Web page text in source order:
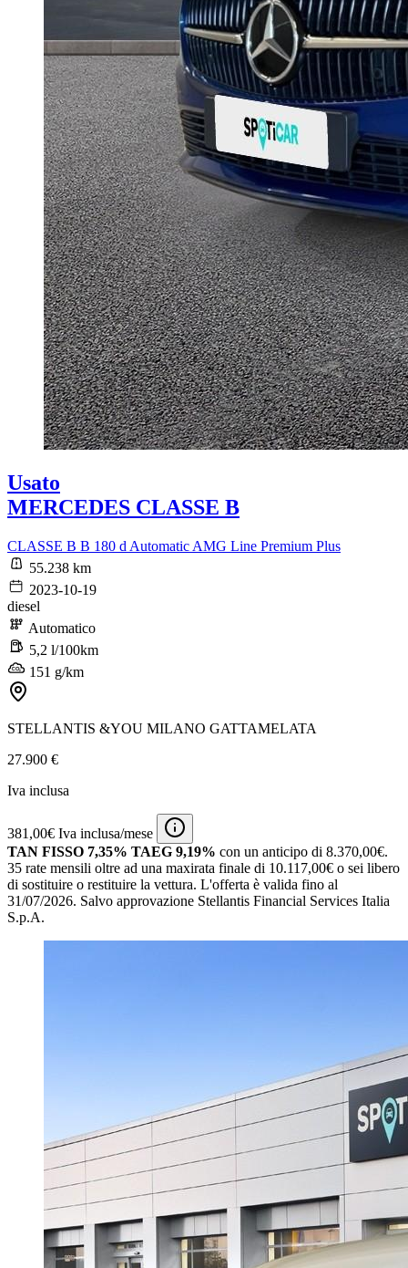
Usato
MERCEDES CLASSE B
CLASSE B B 180 d Automatic AMG Line Premium Plus
55.238 km
2023-10-19
diesel
Automatico
5,2 l/100km
151 g/km
STELLANTIS &YOU MILANO GATTAMELATA
27.900 €
Iva inclusa
381,00€ Iva inclusa/mese
TAN FISSO 7,35% TAEG 9,19% con un anticipo di 8.370,00€.
35 rate mensili oltre ad una maxirata finale di 10.117,00€ o sei libero
di sostituire o restituire la vettura. L'offerta è valida fino al
31/07/2026. Salvo approvazione Stellantis Financial Services Italia
S.p.A.